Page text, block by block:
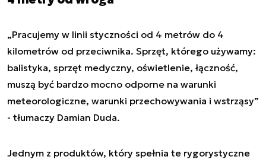
„Pracujemy w linii styczności od 4 metrów do 4
kilometrów od przeciwnika. Sprzęt, którego używamy:
balistyka, sprzęt medyczny, oświetlenie, łączność,
muszą być bardzo mocno odporne na warunki
meteorologiczne, warunki przechowywania i wstrząsy”
- tłumaczy Damian Duda.
Jednym z produktów, który spełnia te rygorystyczne